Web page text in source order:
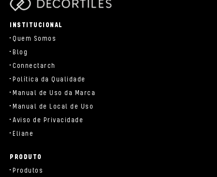
INSTITUCIONAL
Quem Somos
Blog
Connectarch
Política da Qualidade
Manual de Uso da Marca
Manual de Local de Uso
Aviso de Privacidade
Eliane
PRODUTO
Produtos